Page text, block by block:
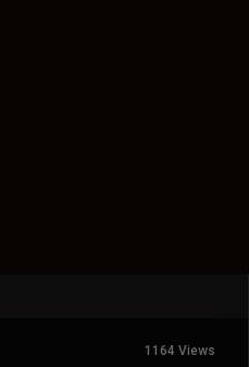
1164 Views